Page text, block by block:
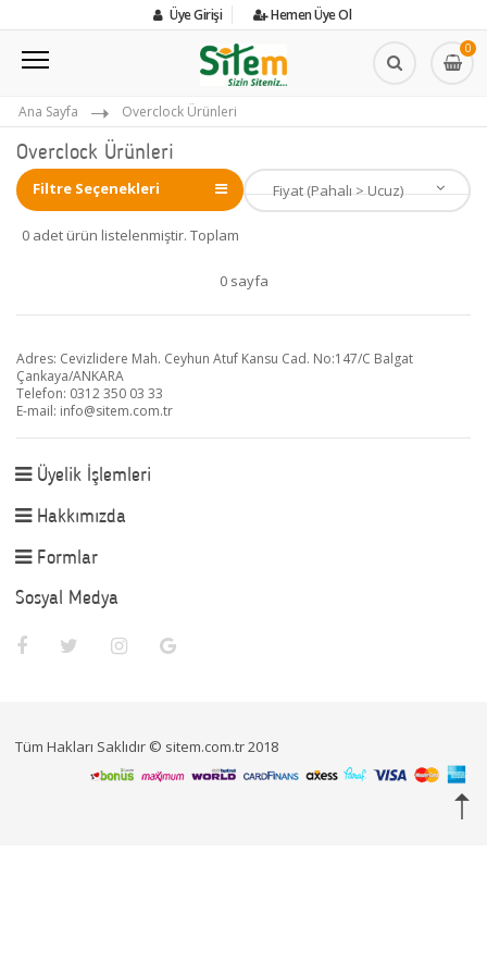
Üye Girişi Hemen Üye Ol
0
Ana Sayfa Overclock Ürünleri
Overclock Ürünleri
Filtre Seçenekleri
0 adet ürün listelenmiştir. Toplam
0 sayfa
Adres: Cevizlidere Mah. Ceyhun Atuf Kansu Cad. No:147/C Balgat
Çankaya/ANKARA
Telefon: 0312 350 03 33
E-mail: info@sitem.com.tr
Üyelik İşlemleri
Hakkımızda
Formlar
Sosyal Medya
Tüm Hakları Saklıdır © sitem.com.tr 2018